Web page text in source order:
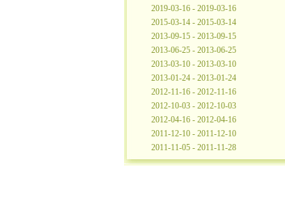
2019-03-16 - 2019-03-16
2015-03-14 - 2015-03-14
2013-09-15 - 2013-09-15
2013-06-25 - 2013-06-25
2013-03-10 - 2013-03-10
2013-01-24 - 2013-01-24
2012-11-16 - 2012-11-16
2012-10-03 - 2012-10-03
2012-04-16 - 2012-04-16
2011-12-10 - 2011-12-10
2011-11-05 - 2011-11-28